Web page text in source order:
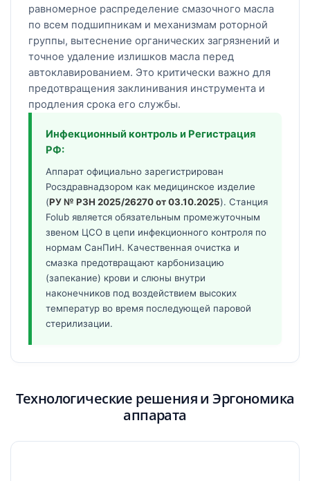
равномерное распределение смазочного масла
по всем подшипникам и механизмам роторной
группы, вытеснение органических загрязнений и
точное удаление излишков масла перед
автоклавированием. Это критически важно для
предотвращения заклинивания инструмента и
продления срока его службы.
Инфекционный контроль и Регистрация
РФ:
Аппарат официально зарегистрирован
Росздравнадзором как медицинское изделие
(РУ № РЗН 2025/26270 от 03.10.2025). Станция
Folub является обязательным промежуточным
звеном ЦСО в цепи инфекционного контроля по
нормам СанПиН. Качественная очистка и
смазка предотвращают карбонизацию
(запекание) крови и слюны внутри
наконечников под воздействием высоких
температур во время последующей паровой
стерилизации.
Технологические решения и Эргономика
аппарата